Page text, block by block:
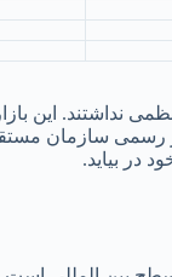
بهادار تشکیل شد. در سال
در بیاید.